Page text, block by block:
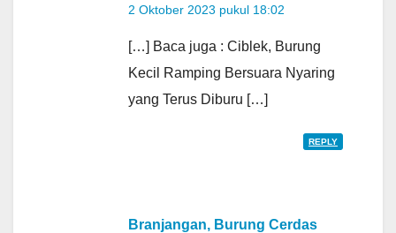
2 Oktober 2023 pukul 18:02
[…] Baca juga : Ciblek, Burung
Kecil Ramping Bersuara Nyaring
yang Terus Diburu […]
REPLY
Branjangan, Burung Cerdas